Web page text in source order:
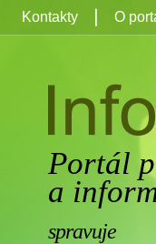
Portál
a
spravuje
Kontakty O